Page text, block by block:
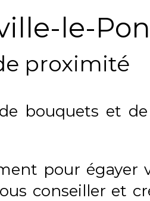
le-
proximité
bouquets et
pour égayer
conseiller et